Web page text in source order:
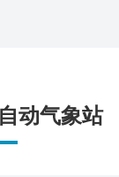
动气象站